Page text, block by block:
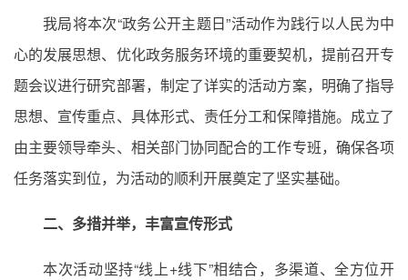
我局将本次“政务公开主题日”活动作为践行以人民为中
心的发展思想、优化政务服务环境的重要契机，提前召开专
题会议进行研究部署，制定了详实的活动方案，明确了指导
思想、宣传重点、具体形式、责任分工和保障措施。成立了
由主要领导牵头、相关部门协同配合的工作专班，确保各项
任务落实到位，为活动的顺利开展奠定了坚实基础。
二、多措并举，丰富宣传形式
本次活动坚持“线上+线下”相结合，多渠道、全方位开